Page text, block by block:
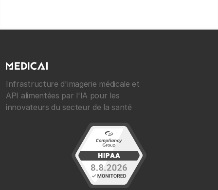
Infrastructure d'imagerie médicale et
API alimentées par l'IA pour les
innovateurs du secteur de la santé